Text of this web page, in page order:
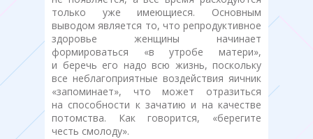
только уже имеющиеся. Основным
выводом является то, что репродуктивное
здоровье женщины начинает
формироваться «в утробе матери»,
и беречь его надо всю жизнь, поскольку
все неблагоприятные воздействия яичник
«запоминает», что может отразиться
на способности к зачатию и на качестве
потомства. Как говорится, «берегите
честь смолоду».